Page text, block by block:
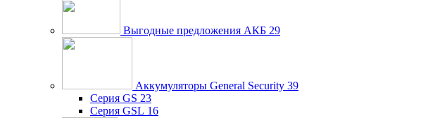
Выгодные предложения АКБ 29
Аккумуляторы General Security 39
Серия GS 23
Серия GSL 16